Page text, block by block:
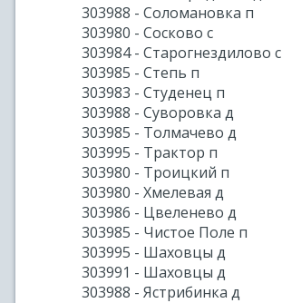
303988 - Соломановка п
303980 - Сосково с
303984 - Старогнездилово с
303985 - Степь п
303983 - Студенец п
303988 - Суворовка д
303985 - Толмачево д
303995 - Трактор п
303980 - Троицкий п
303980 - Хмелевая д
303986 - Цвеленево д
303985 - Чистое Поле п
303995 - Шаховцы д
303991 - Шаховцы д
303988 - Ястрибинка д